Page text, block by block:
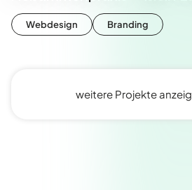
Webdesign Branding
weitere Projekte